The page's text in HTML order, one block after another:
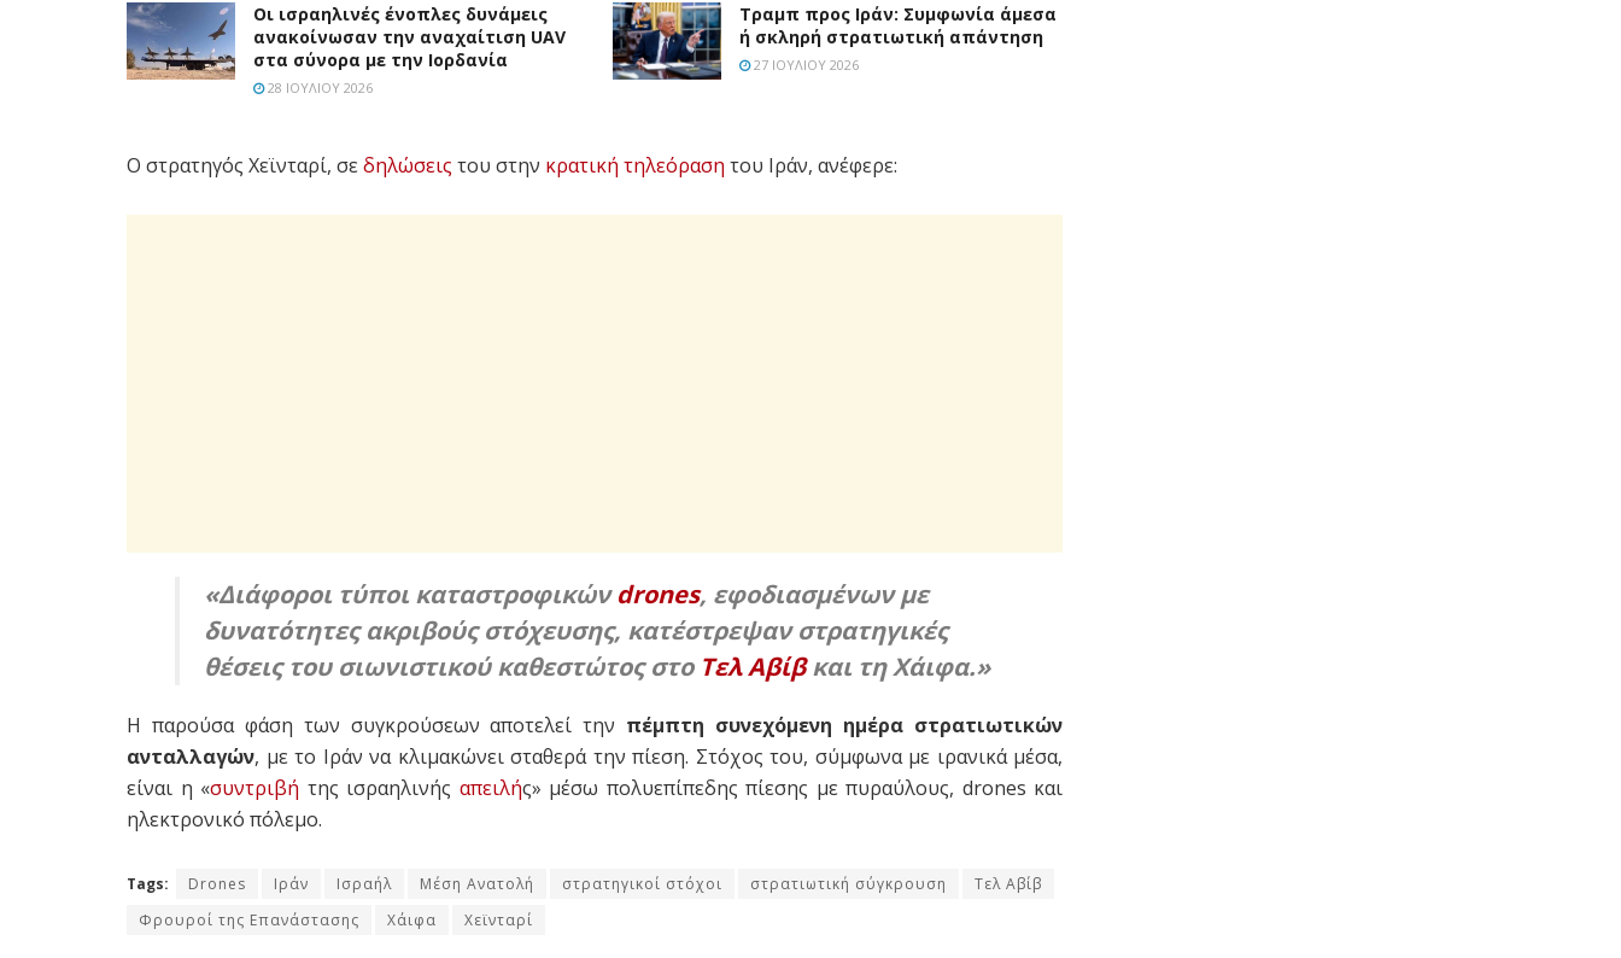
Οι ισραηλινές ένοπλες δυνάμεις
ανακοίνωσαν την αναχαίτιση UAV
στα σύνορα με την Ιορδανία
28 ΙΟΥΛΊΟΥ 2026
Τραμπ προς Ιράν: Συμφωνία άμεσα
ή σκληρή στρατιωτική απάντηση
27 ΙΟΥΛΊΟΥ 2026
Ο στρατηγός Χεϊνταρί, σεδηλώσεις του στην κρατική τηλεόραση του Ιράν, ανέφερε:
«Διάφοροι τύποι καταστροφικώνdrones, εφοδιασμένων με
δυνατότητες ακριβούς στόχευσης, κατέστρεψαν στρατηγικές
θέσεις του σιωνιστικού καθεστώτος στο Τελ Αβίβκαι τη Χάιφα.»
Η παρούσα φάση των συγκρούσεων αποτελεί την πέμπτη συνεχόμενη ημέρα στρατιωτικών
ανταλλαγών, με το Ιράν να κλιμακώνει σταθερά την πίεση. Στόχος του, σύμφωνα με ιρανικά μέσα,
είναι η «συντριβή της ισραηλινής απειλής» μέσω πολυεπίπεδης πίεσης με πυραύλους, drones και
ηλεκτρονικό πόλεμο.
Tags: Drones Ιράν Ισραήλ Μέση Ανατολή στρατηγικοί στόχοι στρατιωτική σύγκρουση
Τελ Αβίβ
Φρουροί της Επανάστασης
Χάιφα Χεϊνταρί